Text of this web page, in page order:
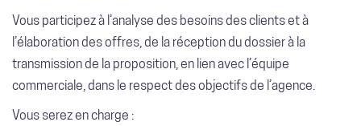
Vous participez à l’analyse des besoins des clients et à
l’élaboration des offres, de la réception du dossier à la
transmission de la proposition, en lien avec l’équipe
commerciale, dans le respect des objectifs de l’agence.
Vous serez en charge :